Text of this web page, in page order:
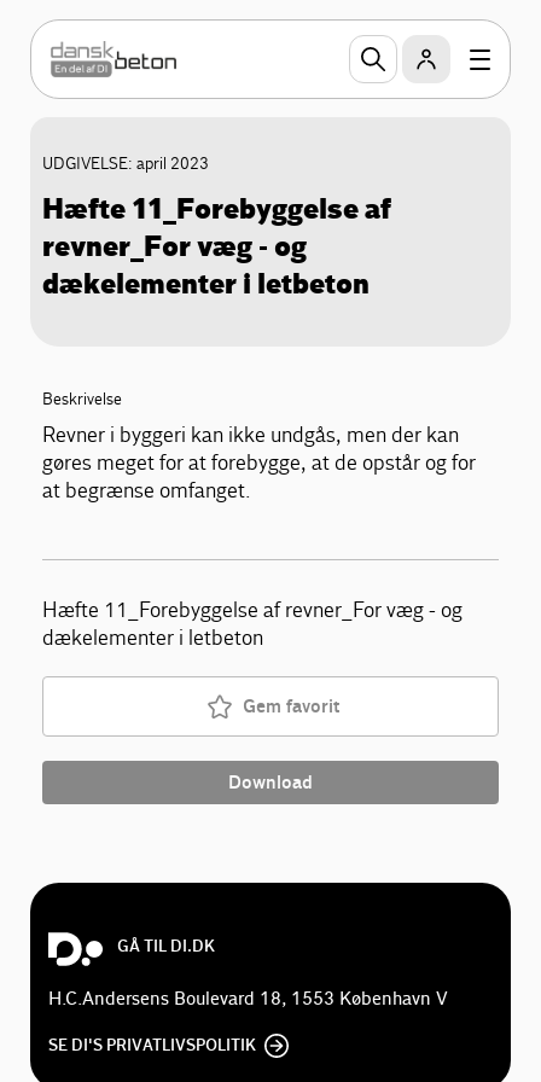
UDGIVELSE: april 2023
Hæfte 11_Forebyggelse af
revner_For væg - og
dækelementer i letbeton
Beskrivelse
Revner i byggeri kan ikke undgås, men der kan
gøres meget for at forebygge, at de opstår og for
at begrænse omfanget.
Hæfte 11_Forebyggelse af revner_For væg - og
dækelementer i letbeton
Gem favorit
Download
GÅ TIL DI.DK
H.C.Andersens Boulevard 18, 1553 København V
SE DI'S PRIVATLIVSPOLITIK